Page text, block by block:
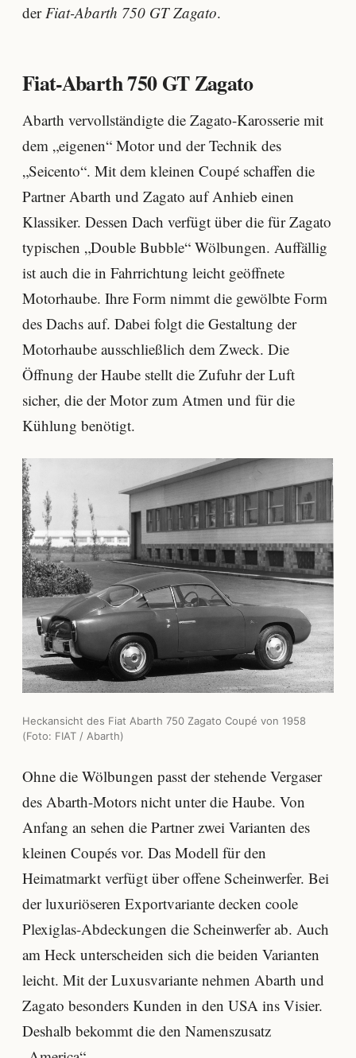
derFiat-Abarth 750 GT Zagato.
Fiat-Abarth 750 GT Zagato
Abarth vervollständigte die Zagato-Karosserie mit
dem „eigenen“ Motor und der Technik des
„Seicento“. Mit dem kleinen Coupé schaffen die
Partner Abarth und Zagato auf Anhieb einen
Klassiker. Dessen Dach verfügt über die für Zagato
typischen „Double Bubble“ Wölbungen. Auffällig
ist auch die in Fahrrichtung leicht geöffnete
Motorhaube. Ihre Form nimmt die gewölbte Form
des Dachs auf. Dabei folgt die Gestaltung der
Motorhaube ausschließlich dem Zweck. Die
Öffnung der Haube stellt die Zufuhr der Luft
sicher, die der Motor zum Atmen und für die
Kühlung benötigt.
Heckansicht des Fiat Abarth 750 Zagato Coupé von 1958
(Foto: FIAT / Abarth)
Ohne die Wölbungen passt der stehende Vergaser
des Abarth-Motors nicht unter die Haube. Von
Anfang an sehen die Partner zwei Varianten des
kleinen Coupés vor. Das Modell für den
Heimatmarkt verfügt über offene Scheinwerfer. Bei
der luxuriöseren Exportvariante decken coole
Plexiglas-Abdeckungen die Scheinwerfer ab. Auch
am Heck unterscheiden sich die beiden Varianten
leicht. Mit der Luxusvariante nehmen Abarth und
Zagato besonders Kunden in den USA ins Visier.
Deshalb bekommt die den Namenszusatz